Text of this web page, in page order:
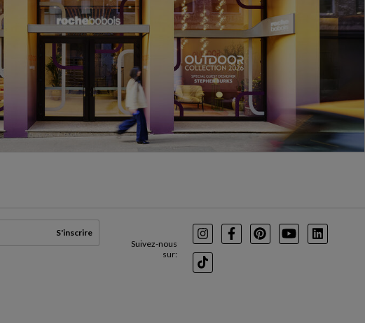
Suivez-nous
sur:
InstagramFacebookPinterest
YoutubeLinkedIn
TikTok
S'inscrire